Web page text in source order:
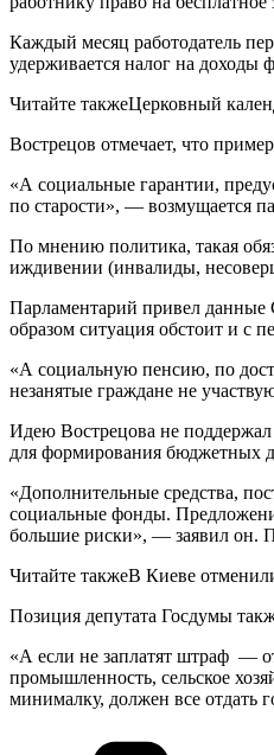
Каждый месяц работодатель
удерживается налог на
Читайте такжеЦерковный
Вострецов отмечает, что
«А социальные гарантии,
по старости», — возмущается
По мнению политика, такая
иждивении (инвалиды,
Парламентарий привел
образом ситуация обстоит и с
«А социальную пенсию, по
незанятые граждане не
Идею Вострецова не
для формирования бюджетных
«Дополнительные средства,
социальные фонды.
большие риски», — заявил он.
Читайте такжеВ Киеве
Позиция депутата Госдумы
«А если не заплатят штраф —
промышленность, сельское
минималку, должен все отдать